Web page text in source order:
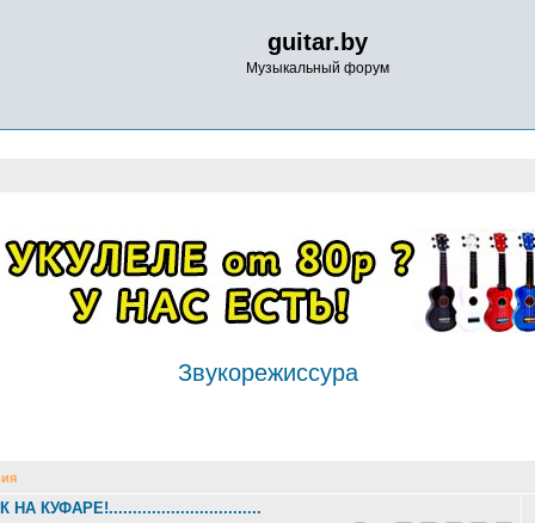
guitar.by
Музыкальный форум
Звукорежиссура
НА КУФАРЕ!................................